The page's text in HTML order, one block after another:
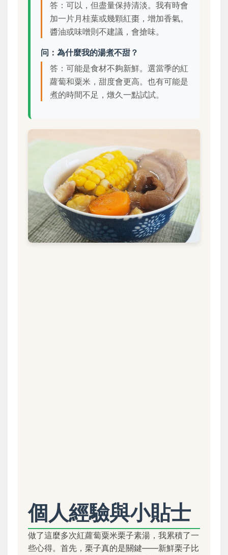
答：可以，但盡量保持清淡。我有時會
加一片月桂葉或幾顆紅棗，增加香氣。
醬油或味噌則不建議，會搶味。
问：為什麼我的湯煮不甜？
答：可能是食材不夠新鮮。選當季的紅
蘿蔔和粟米，甜度會更高。也有可能是
煮的時間不足，燉久一點試試。
個人經驗與小貼士
做了這麼多次紅蘿蔔粟米栗子素湯，我累積了一
些心得。首先，栗子真的是關鍵——新鮮栗子比